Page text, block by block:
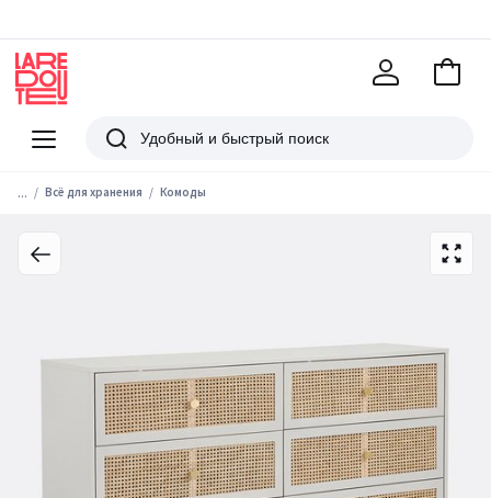
Меню
Redoute
Поиск
В
... Всё для хранения Комоды